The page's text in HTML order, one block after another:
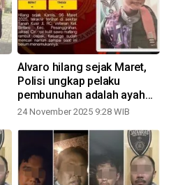
Alvaro hilang sejak Maret,
Polisi ungkap pelaku
pembunuhan adalah ayah
tiri
24 November 2025 9:28 WIB